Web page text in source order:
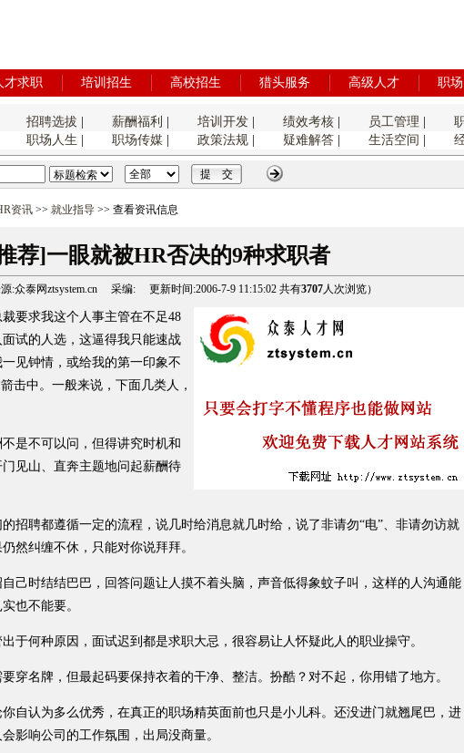
才求职 培训招生 高校招生 猎头服务 高级人才 职
招聘选拔 薪酬福利 培训开发| 绩效考核| 员工管理
职场人生 职场传媒| 政策法规| 疑难解答| 生活空间
资讯 >> 就业指导 >> 查看资讯信息
荐]一眼就被HR否决的9种求职者
:众泰网ztsystem.cn 采编: 更新时间:2006-7-9 11:15:02 共有3707人次浏览）
要求我这个人事主管在不足48
试的人选，这逼得我只能速战
见钟情，或给我的第一印象不
击中。一般来说，下面几类人，
不可以问，但得讲究时机和
见山、直奔主题地问起薪酬待
聘都遵循一定的流程，说几时给消息就几时给，说了非请勿“电”、非请勿访就
然纠缠不休，只能对你说拜拜。
时结结巴巴，回答问题让人摸不着头脑，声音低得象蚊子叫，这样的人沟通能
也不能要。
何种原因，面试迟到都是求职大忌，很容易让人怀疑此人的职业操守。
名牌，但最起码要保持衣着的干净、整洁。扮酷？对不起，你用错了地方。
认为多么优秀，在真正的职场精英面前也只是小儿科。还没进门就翘尾巴，进
影响公司的工作氛围，出局没商量。